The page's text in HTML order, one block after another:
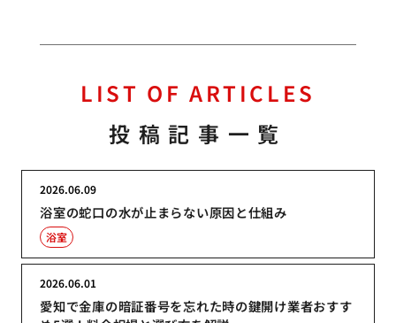
LIST OF ARTICLES
投稿記事一覧
浴室の蛇口の水が止まらない原因と仕組み
2026.06.09
浴室
愛知で金庫の暗証番号を忘れた時の鍵開け業者おすす
2026.06.01